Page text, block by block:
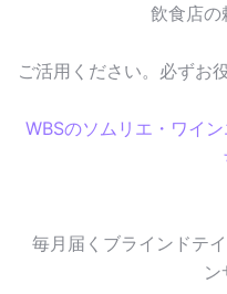
飲食店の
ご活用ください。必ずお
WBSのソムリエ・ワイ
毎月届くブラインドテ
ン